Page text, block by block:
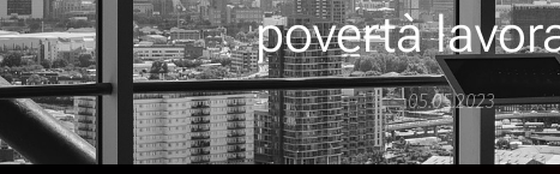
povertà
05.05.2023